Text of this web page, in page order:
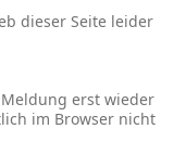
dieser Seite leider
erst wieder
im Browser nicht